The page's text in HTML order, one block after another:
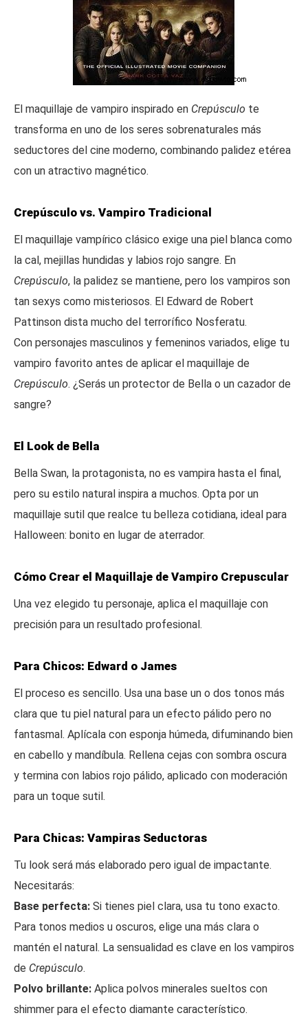
El maquillaje de vampiro inspirado en Crepúsculo te
transforma en uno de los seres sobrenaturales más
seductores del cine moderno, combinando palidez etérea
con un atractivo magnético.
Crepúsculo vs. Vampiro Tradicional
El maquillaje vampírico clásico exige una piel blanca como
la cal, mejillas hundidas y labios rojo sangre. En
Crepúsculo, la palidez se mantiene, pero los vampiros son
tan sexys como misteriosos. El Edward de Robert
Pattinson dista mucho del terrorífico Nosferatu.
Con personajes masculinos y femeninos variados, elige tu
vampiro favorito antes de aplicar el maquillaje de
Crepúsculo. ¿Serás un protector de Bella o un cazador de
sangre?
El Look de Bella
Bella Swan, la protagonista, no es vampira hasta el final,
pero su estilo natural inspira a muchos. Opta por un
maquillaje sutil que realce tu belleza cotidiana, ideal para
Halloween: bonito en lugar de aterrador.
Cómo Crear el Maquillaje de Vampiro Crepuscular
Una vez elegido tu personaje, aplica el maquillaje con
precisión para un resultado profesional.
Para Chicos: Edward o James
El proceso es sencillo. Usa una base un o dos tonos más
clara que tu piel natural para un efecto pálido pero no
fantasmal. Aplícala con esponja húmeda, difuminando bien
en cabello y mandíbula. Rellena cejas con sombra oscura
y termina con labios rojo pálido, aplicado con moderación
para un toque sutil.
Para Chicas: Vampiras Seductoras
Tu look será más elaborado pero igual de impactante.
Necesitarás:
Base perfecta: Si tienes piel clara, usa tu tono exacto.
Para tonos medios u oscuros, elige una más clara o
mantén el natural. La sensualidad es clave en los vampiros
de Crepúsculo.
Polvo brillante: Aplica polvos minerales sueltos con
shimmer para el efecto diamante característico.